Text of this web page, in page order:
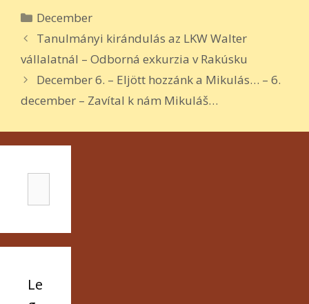
Kategória
December
Bejegyzés
navigáció
Tanulmányi kirándulás az LKW Walter
vállalatnál – Odborná exkurzia v Rakúsku
December 6. – Eljött hozzánk a Mikulás… – 6.
december – Zavítal k nám Mikuláš…
Le